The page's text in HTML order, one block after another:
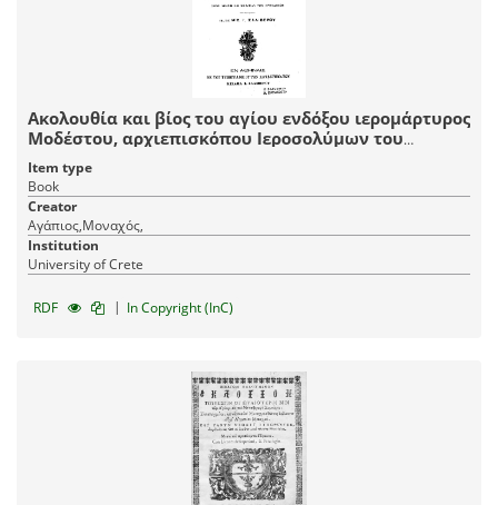
Ακολουθία και βίος του αγίου ενδόξου ιερομάρτυρος
Μοδέστου, αρχιεπισκόπου Ιεροσολύμων του
θαυματουργού / Συγγραφείσα παρ' Αγαπίου
μοναχού του Κρητός, έκδοσις Μιχ. Ι. Σαλιβέρου.
Item type
Book
Creator
Αγάπιος,Μοναχός,
Institution
University of Crete
RDF | In Copyright (InC)